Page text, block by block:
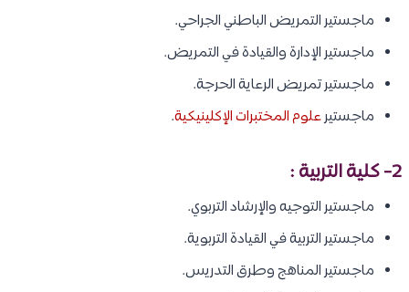
ماجستير التمريض الباطني الجراحي.
ماجستير الإدارة والقيادة في التمريض.
ماجستير تمريض الرعاية الحرجة.
ماجستيرعلوم المختبرات الإكلينيكية.
2- كلية التربية :
ماجستير التوجيه والإرشاد التربوي.
ماجستير التربية في القيادة التربوية.
ماجستير المناهج وطرق التدريس.